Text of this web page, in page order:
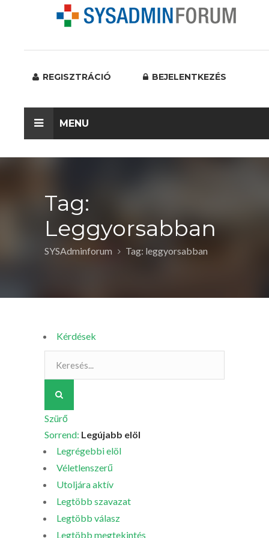
REGISZTRÁCIÓ BEJELENTKEZÉS
MENU
Tag:
Leggyorsabban
SYSAdminforum Tag: leggyorsabban
Kérdések
Szürő
Sorrend: Legújabb elöl
Legrégebbi elöl
Véletlenszerű
Utoljára aktív
Legtöbb szavazat
Legtöbb válasz
Legtöbb megtekintés